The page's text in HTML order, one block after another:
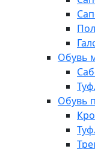
Обувь
Обувь